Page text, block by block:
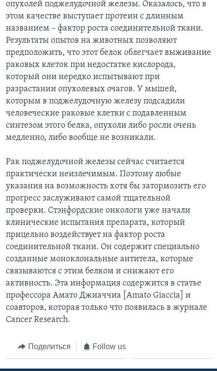
опухолей поджелудочной железы. Оказалось, что в
этом качестве выступает протеин с длинным
названием – фактор роста соединительной ткани.
Результаты опытов на животных позволяют
предположить, что этот белок облегчает выживание
раковых клеток при недостатке кислорода,
который они нередко испытывают при
разрастании опухолевых очагов. У мышей,
которым в поджелудочную железу подсадили
человеческие раковые клетки с подавленным
синтезом этого белка, опухоли либо росли очень
медленно, либо вообще не возникали.
Рак поджелудочной железы сейчас считается
практически неизлечимым. Поэтому любые
указания на возможность хотя бы затормозить его
прогресс заслуживают самой тщательной
проверки. Стэнфордские онкологи уже начали
клинические испытания препарата, который
прицельно воздействует на фактор роста
соединительной ткани. Он содержит специально
созданные моноклональные антитела, которые
связываются с этим белком и снижают его
активность. Эта информация содержится в статье
профессора Амато Джиаччиа [Amato Giaccia] и
соавторов, которая только что появилась в журнале
Cancer Research.
Поделиться Follow us